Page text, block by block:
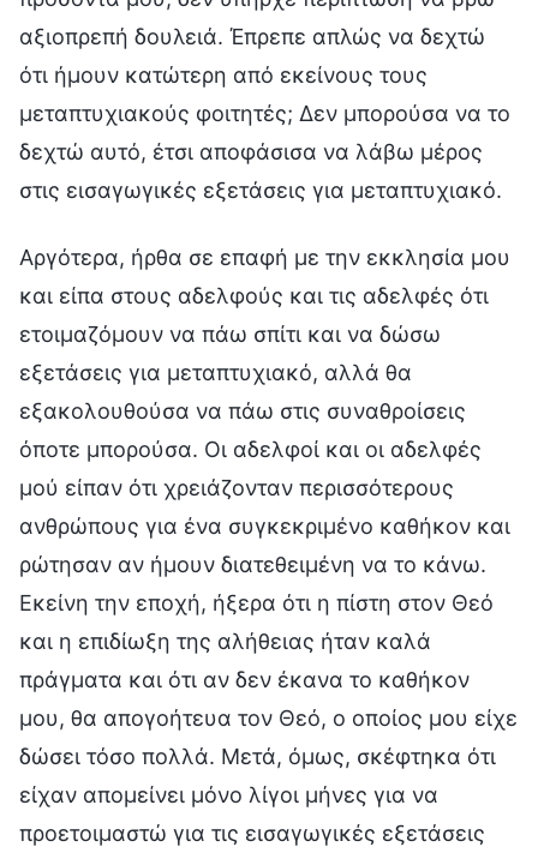
αξιοπρεπή δουλειά. Έπρεπε απλώς να δεχτώ
ότι ήμουν κατώτερη από εκείνους τους
μεταπτυχιακούς φοιτητές; Δεν μπορούσα να το
δεχτώ αυτό, έτσι αποφάσισα να λάβω μέρος
στις εισαγωγικές εξετάσεις για μεταπτυχιακό.
Αργότερα, ήρθα σε επαφή με την εκκλησία μου
και είπα στους αδελφούς και τις αδελφές ότι
ετοιμαζόμουν να πάω σπίτι και να δώσω
εξετάσεις για μεταπτυχιακό, αλλά θα
εξακολουθούσα να πάω στις συναθροίσεις
όποτε μπορούσα. Οι αδελφοί και οι αδελφές
μού είπαν ότι χρειάζονταν περισσότερους
ανθρώπους για ένα συγκεκριμένο καθήκον και
ρώτησαν αν ήμουν διατεθειμένη να το κάνω.
Εκείνη την εποχή, ήξερα ότι η πίστη στον Θεό
και η επιδίωξη της αλήθειας ήταν καλά
πράγματα και ότι αν δεν έκανα το καθήκον
μου, θα απογοήτευα τον Θεό, ο οποίος μου είχε
δώσει τόσο πολλά. Μετά, όμως, σκέφτηκα ότι
είχαν απομείνει μόνο λίγοι μήνες για να
προετοιμαστώ για τις εισαγωγικές εξετάσεις